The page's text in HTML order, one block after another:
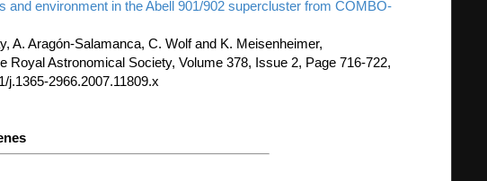
and environment in the Abell 901/902 supercluster from COMBO-
A. Aragón-Salamanca, C. Wolf and K. Meisenheimer,
Royal Astronomical Society, Volume 378, Issue 2, Page 716-722,
j.1365-2966.2007.11809.x